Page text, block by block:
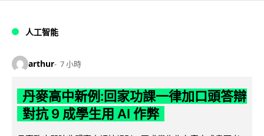
人工智能
arthur 7 小時
丹麥高中新例:回家功課一律加口頭答辯
對抗 9 成學生用 AI 作弊